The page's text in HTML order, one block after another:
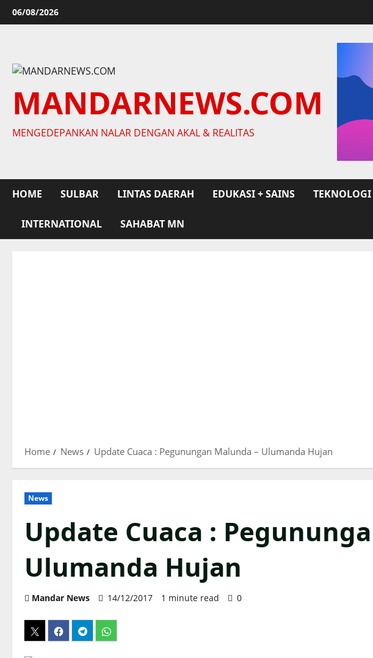
Skip
to
06/08/2026
MANDARNEWS.COM
MENGEDEPANKAN NALAR DENGAN AKAL & REALITAS
HOME SULBAR LINTAS DAERAH EDUKASI + SAINS TEKNOLOGI
INTERNATIONAL SAHABAT MN
Home News Update Cuaca : Pegunungan Malunda – Ulumanda Hujan
News
Update Cuaca :
Ulumanda Hujan
Mandar News 14/12/2017 1 minute read 0